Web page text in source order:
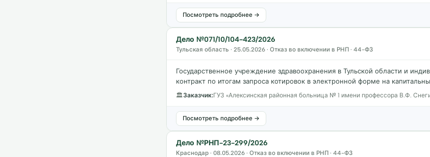
Посмотреть подробнее →
Дело №071/10/104-423/2026
Тульская область · 25.05.2026 · Отказ во включении в РНП · 44-ФЗ
Государственное учреждение здравоохранения в Тульской области и
контракт по итогам запроса котировок в электронной форме на
🏛 Заказчик:ГУЗ «Алексинская районная больница № 1 имени профессора В.Ф.
Посмотреть подробнее →
Дело №РНП-23-299/2026
Краснодар · 08.05.2026 · Отказ во включении в РНП · 44-ФЗ